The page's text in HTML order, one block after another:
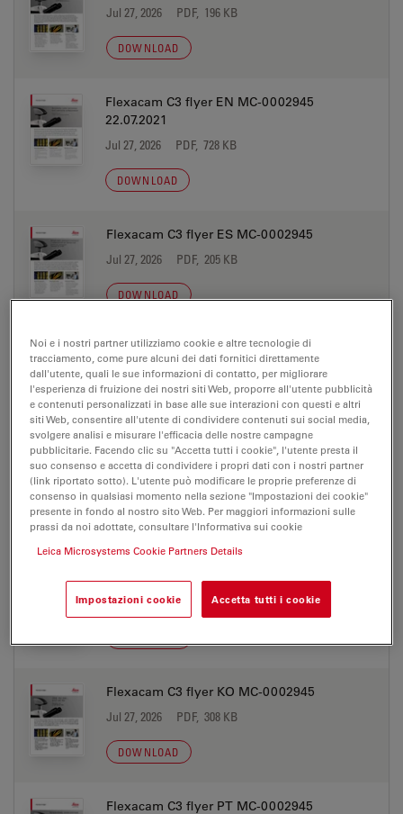
Jul 27, 2026 PDF, 196 KB
DOWNLOAD
Flexacam C3 flyer EN MC-0002945
22.07.2021
Jul 27, 2026 PDF, 728 KB
DOWNLOAD
Flexacam C3 flyer ES MC-0002945
Jul 27, 2026 PDF, 205 KB
DOWNLOAD
Flexacam C3 flyer FR MC-0002945
Jul 27, 2026 PDF, 283 KB
DOWNLOAD
Flexacam C3 flyer IT MC-0002945
Jul 27, 2026 PDF, 215 KB
DOWNLOAD
Flexacam C3 flyer JP MC-0002945
Jul 27, 2026 PDF, 282 KB
Flexacam C3 flyer KO MC-0002945
Jul 27, 2026 PDF, 308 KB
DOWNLOAD
Flexacam C3 flyer PT MC-0002945
Noi e i nostri partner utilizziamo cookie e altre tecnologie di
tracciamento, come pure alcuni dei dati fornitici direttamente
dall'utente, quali le sue informazioni di contatto, per migliorare
l'esperienza di fruizione dei nostri siti Web, proporre all'utente pubblicità
e contenuti personalizzati in base alle sue interazioni con questi e altri
siti Web, consentire all'utente di condividere contenuti sui social media,
svolgere analisi e misurare l'efficacia delle nostre campagne
pubblicitarie. Facendo clic su "Accetta tutti i cookie", l'utente presta il
suo consenso e accetta di condividere i propri dati con i nostri partner
(link riportato sotto). L'utente può modificare le proprie preferenze di
consenso in qualsiasi momento nella sezione "Impostazioni dei cookie"
presente in fondo al nostro sito Web. Per maggiori informazioni sulle
prassi da noi adottate, consultare l'Informativa sui cookie
Leica Microsystems Cookie Partners Details
Impostazioni cookie Accetta tutti i cookie